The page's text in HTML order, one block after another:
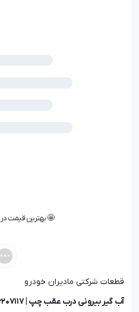
🤩 بهترین قیمت در
🤩 بهترین قیمت در
قطعات شرکتی مادیران خودرو
آب گیر بیرونی درب عقب چپ | J60-6207117